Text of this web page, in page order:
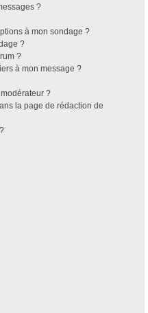
?
à mon sondage ?
?
?
à mon message ?
?
la page de rédaction de